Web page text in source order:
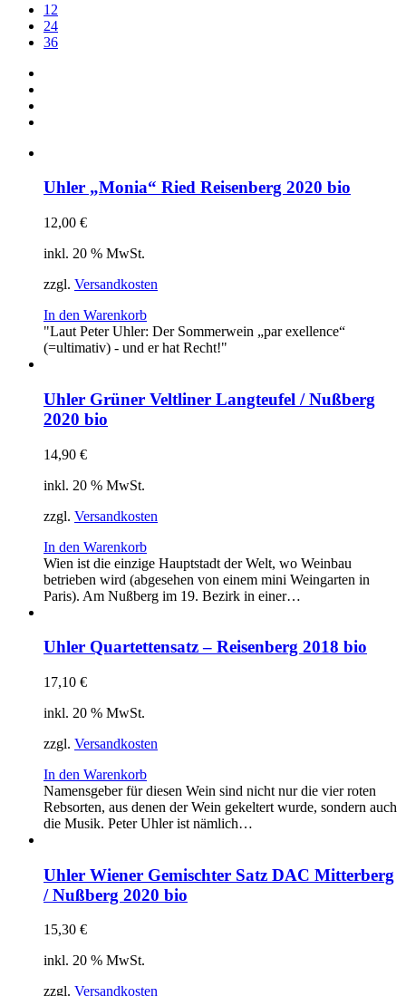
12
24
36
Uhler „Monia“ Ried Reisenberg 2020 bio
12,00 €
inkl. 20 % MwSt.
zzgl. Versandkosten
In den Warenkorb
"Laut Peter Uhler: Der Sommerwein „par exellence“
(=ultimativ) - und er hat Recht!"
Uhler Grüner Veltliner Langteufel / Nußberg
2020 bio
14,90 €
inkl. 20 % MwSt.
zzgl. Versandkosten
In den Warenkorb
Wien ist die einzige Hauptstadt der Welt, wo Weinbau
betrieben wird (abgesehen von einem mini Weingarten in
Paris). Am Nußberg im 19. Bezirk in einer…
Uhler Quartettensatz – Reisenberg 2018 bio
17,10 €
inkl. 20 % MwSt.
zzgl. Versandkosten
In den Warenkorb
Namensgeber für diesen Wein sind nicht nur die vier roten
Rebsorten, aus denen der Wein gekeltert wurde, sondern auch
die Musik. Peter Uhler ist nämlich…
Uhler Wiener Gemischter Satz DAC Mitterberg
/ Nußberg 2020 bio
15,30 €
inkl. 20 % MwSt.
zzgl. Versandkosten